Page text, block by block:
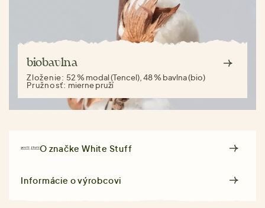
biobavlna
Zloženie: 52 % modal (Tencel), 48 % bavlna (bio)
Pružnosť: mierne pruží
O značkeWhite Stuff
Informácie o výrobcovi